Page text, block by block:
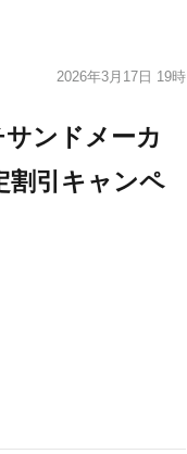
2026年3月17日 19時
ンドメーカ
割引キャンペ